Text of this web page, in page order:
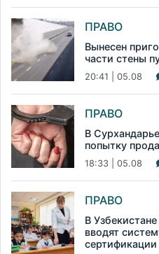
ПРАВО
Вынесен
части стены
20:41 | 05.08
ПРАВО
В
попытку
18:33 | 05.08
ПРАВО
В
вводят